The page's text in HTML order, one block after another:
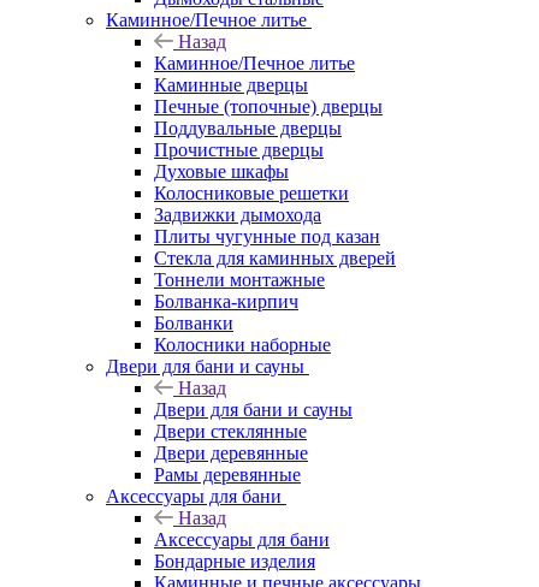
Каминное/Печное литье
Назад
Каминное/Печное литье
Каминные дверцы
Печные (топочные) дверцы
Поддувальные дверцы
Прочистные дверцы
Духовые шкафы
Колосниковые решетки
Задвижки дымохода
Плиты чугунные под казан
Стекла для каминных дверей
Тоннели монтажные
Болванка-кирпич
Болванки
Колосники наборные
Двери для бани и сауны
Назад
Двери для бани и сауны
Двери стеклянные
Двери деревянные
Рамы деревянные
Аксессуары для бани
Назад
Аксессуары для бани
Бондарные изделия
Каминные и печные аксессуары